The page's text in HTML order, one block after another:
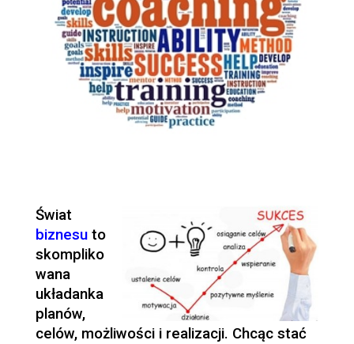
Świat
biznesu to
skompliko
wana
układanka
planów,
celów, możliwości i realizacji. Chcąc stać